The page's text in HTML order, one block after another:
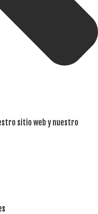
sitio web y nuestro